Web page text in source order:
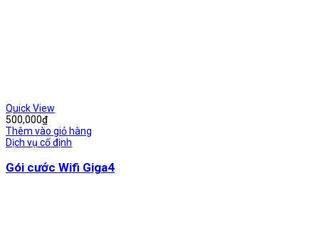
Quick View
500,000₫
Thêm vào giỏ hàng
Dịch vụ cố định
Gói cước Wifi Giga4